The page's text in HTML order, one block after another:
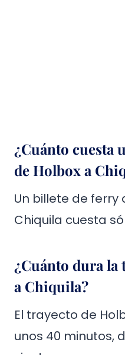
¿Cuánto cuesta
de Holbox a
Un billete de ferry
Chiquila cuesta
¿Cuánto dura la
a Chiquila?
El trayecto de
unos 40 minutos,